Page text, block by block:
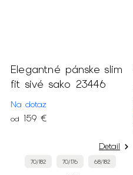
Elegantné pánske slim
fit sivé sako 23446
Na dotaz
od 159 €
Detail
70/182 70/176 68/182